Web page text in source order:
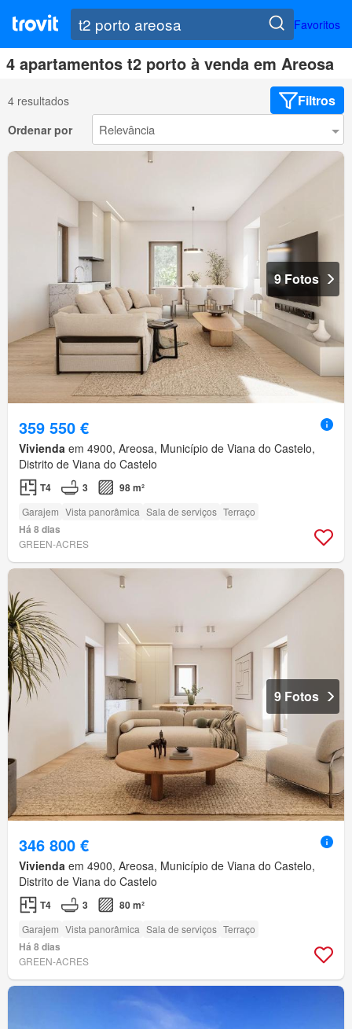
Favoritos
4 apartamentos t2 porto à venda em Areosa
4 resultados Filtros
Ordenar por
9 Fotos
359 550 €
Vivienda em 4900, Areosa, Município de Viana do Castelo,
Distrito de Viana do Castelo
T4 3 98 m²
Garajem Vista panorâmica Sala de serviços Terraço
Há 8 dias
GREEN-ACRES
9 Fotos
346 800 €
Vivienda em 4900, Areosa, Município de Viana do Castelo,
Distrito de Viana do Castelo
T4 3 80 m²
Garajem Vista panorâmica Sala de serviços Terraço
Há 8 dias
GREEN-ACRES